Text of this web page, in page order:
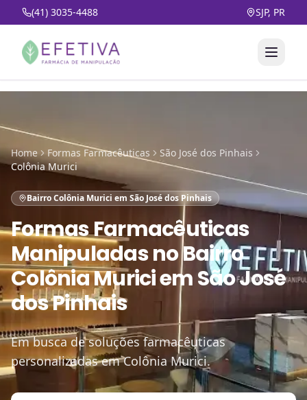
(41) 3035-4488 SJP, PR
Home Formas Farmacêuticas
São José dos Pinhais
Colônia Murici
Bairro Colônia Murici em São José dos Pinhais
Formas Farmacêuticas
ManipuladasnoBairro
Colônia Murici em São José
dos Pinhais
Em busca de soluções farmacêuticas
personalizadas em Colônia Murici.